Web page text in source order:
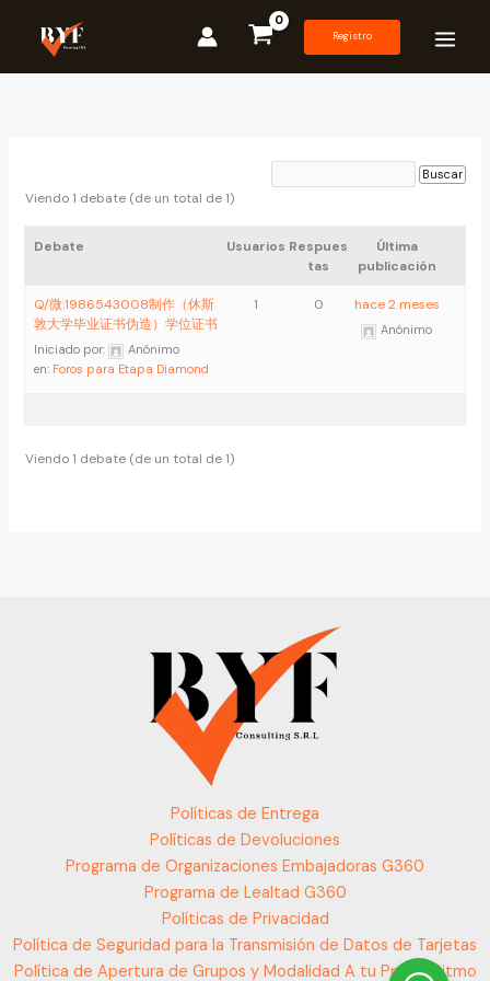
contenido
Registro
Viendo 1 debate (de un total de 1)
Debate Usuarios Respues
tas
Última
publicación
Q/微:1986543008制作（休斯
敦大学毕业证书伪造）学位证书
Iniciado por:
Anónimo
en: Foros para Etapa Diamond
1 0 hace 2 meses
Anónimo
Viendo 1 debate (de un total de 1)
Políticas de Entrega
Políticas de Devoluciones
Programa de Organizaciones Embajadoras G360
Programa de Lealtad G360
Políticas de Privacidad
Política de Seguridad para la Transmisión de Datos de Tarjetas
Política de Apertura de Grupos y Modalidad A tu Propio Ritmo